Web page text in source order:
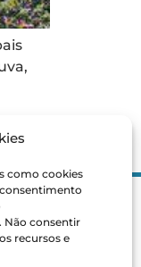
como cookies
Não consentir
recursos e